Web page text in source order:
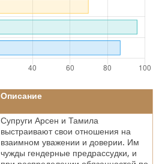
Описание
Супруги Арсен и Тамила
выстраивают свои отношения на
взаимном уважении и доверии. Им
чужды гендерные предрассудки, и